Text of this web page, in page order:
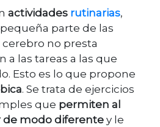
actividades rutinarias,
parte de las
no presta
a las tareas a las que
Esto es lo que propone
. Se trata de ejercicios
que permiten al
de modo diferente y le